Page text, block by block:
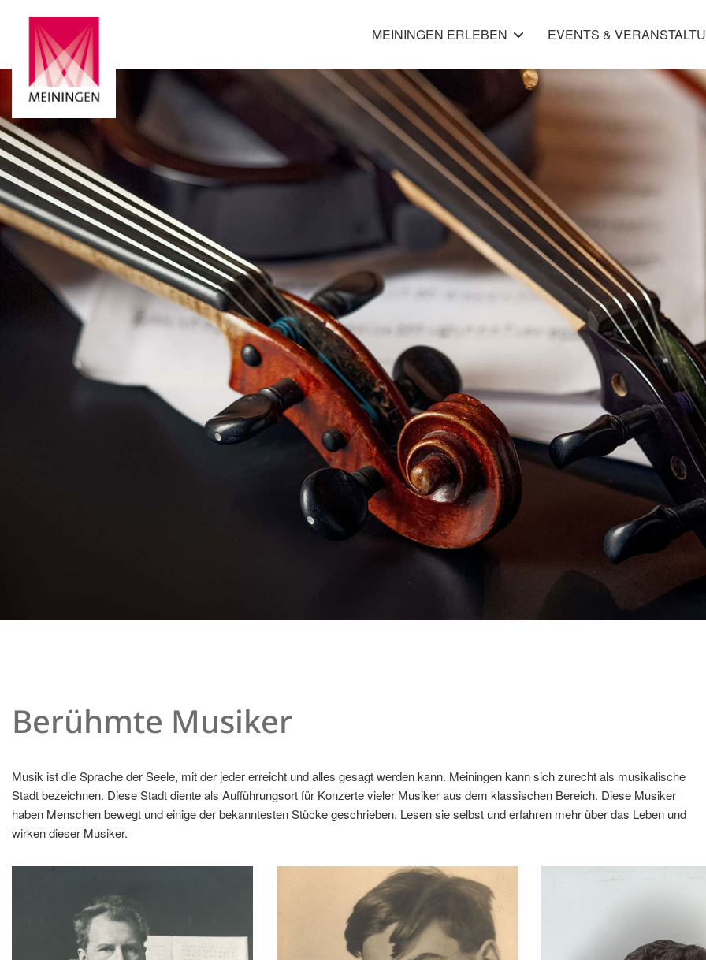
MEININGEN ERLEBEN EVENTS &
Berühmte Musiker
Musik ist die Sprache der Seele, mit der jeder erreicht und alles gesagt werden kann. Meiningen kann sich zurecht als musikalische
Stadt bezeichnen. Diese Stadt diente als Aufführungsort für Konzerte vieler Musiker aus dem klassischen Bereich. Diese Musiker
haben Menschen bewegt und einige der bekanntesten Stücke geschrieben. Lesen sie selbst und erfahren mehr über das Leben und
wirken dieser Musiker.